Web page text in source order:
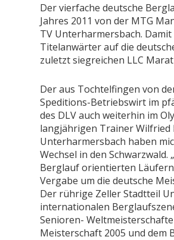
Der vierfache deutsche
Jahres 2011 von der MTG
TV Unterharmersbach.
Titelanwärter auf die
zuletzt siegreichen LLC
Der aus Tochtelfingen von
Speditions-Betriebswirt im
des DLV auch weiterhin im
langjährigen Trainer Wilfried
Unterharmersbach haben
Wechsel in den
Berglauf orientierten
Vergabe um die deutsche
Der rührige Zeller Stadtteil
internationalen
Senioren-
Meisterschaft 2005 und dem